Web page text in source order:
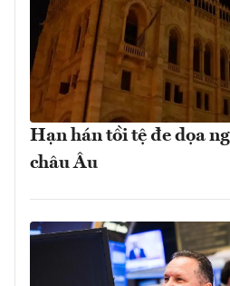
Hạn hán tồi tệ đe dọa
châu Âu